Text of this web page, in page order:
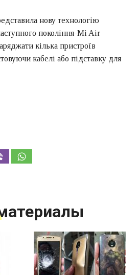
нову технологію
покоління-Mi Air
кілька пристроїв
кабелі або підставку для